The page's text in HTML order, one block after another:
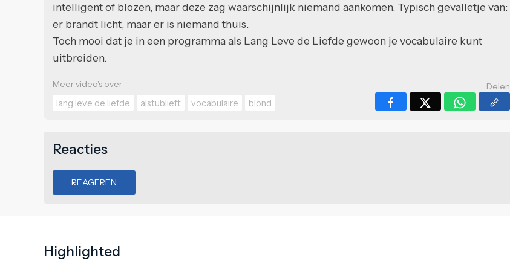
intelligent of blozen, maar deze zag waarschijnlijk niemand aankomen. Typisch gevalletje van:
er brandt licht, maar er is niemand thuis.
Toch mooi dat je in een programma als Lang Leve de Liefde gewoon je vocabulaire kunt
uitbreiden.
Meer video's over
lang leve de liefde
alstublieft vocabulaire blond
Delen
Reacties
REAGEREN
Highlighted